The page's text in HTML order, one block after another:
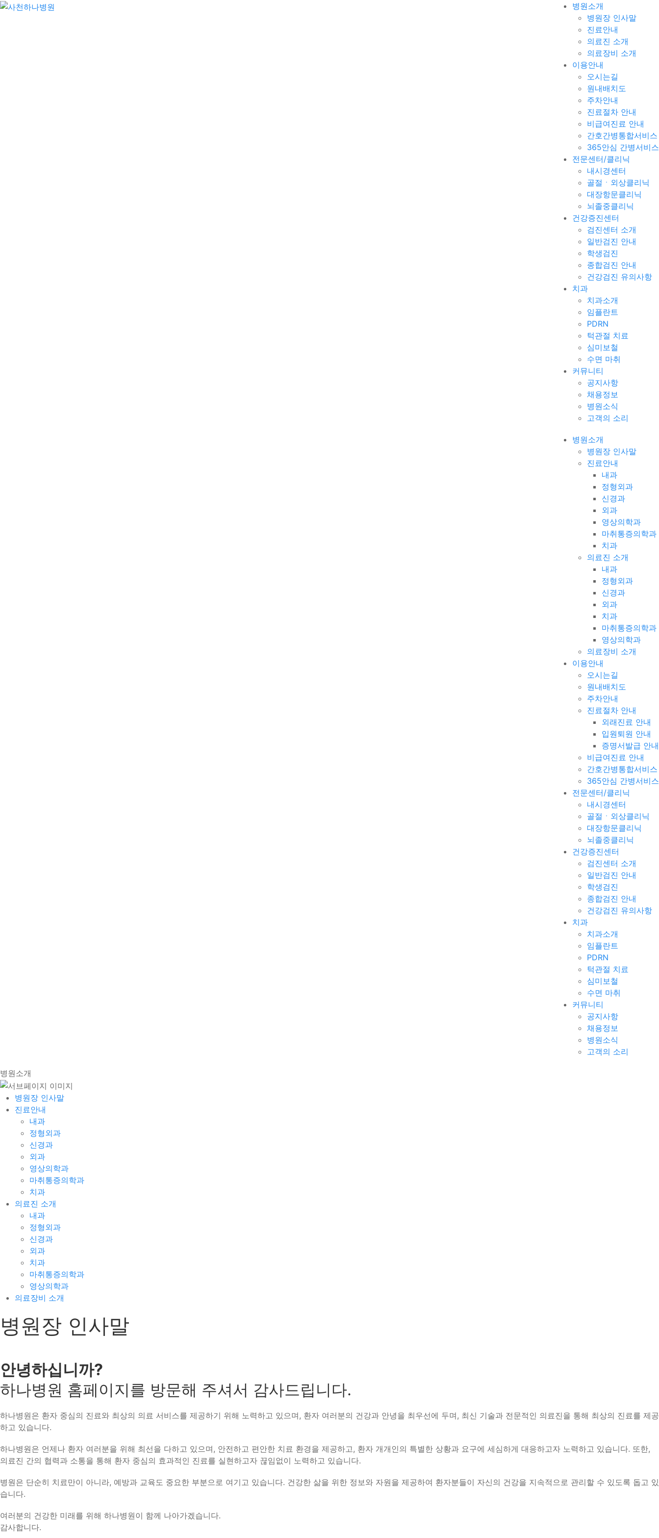
병원소개
병원장 인사말
진료안내
의료진 소개
의료장비 소개
이용안내
오시는길
원내배치도
주차안내
진료절차 안내
비급여진료 안내
간호간병통합서비스
365안심 간병서비스
전문센터/클리닉
내시경센터
골절ㆍ외상클리닉
대장항문클리닉
뇌졸중클리닉
건강증진센터
검진센터 소개
일반검진 안내
학생검진
종합검진 안내
건강검진 유의사항
치과
치과소개
임플란트
PDRN
턱관절 치료
심미보철
수면 마취
커뮤니티
공지사항
채용정보
병원소식
고객의 소리
병원소개
병원장 인사말
진료안내
내과
정형외과
신경과
외과
영상의학과
마취통증의학과
치과
의료진 소개
내과
정형외과
신경과
외과
치과
마취통증의학과
영상의학과
의료장비 소개
이용안내
오시는길
원내배치도
주차안내
진료절차 안내
외래진료 안내
입원퇴원 안내
증명서발급 안내
비급여진료 안내
간호간병통합서비스
365안심 간병서비스
전문센터/클리닉
내시경센터
골절ㆍ외상클리닉
대장항문클리닉
뇌졸중클리닉
건강증진센터
검진센터 소개
일반검진 안내
학생검진
종합검진 안내
건강검진 유의사항
치과
치과소개
임플란트
PDRN
턱관절 치료
심미보철
수면 마취
커뮤니티
공지사항
채용정보
병원소식
고객의 소리
병원소개
병원장 인사말
진료안내
내과
정형외과
신경과
외과
영상의학과
마취통증의학과
치과
의료진 소개
내과
정형외과
신경과
외과
치과
마취통증의학과
영상의학과
의료장비 소개
병원장 인사말
안녕하십니까?
하나병원 홈페이지를 방문해 주셔서 감사드립니다.
하나병원은 환자 중심의 진료와 최상의 의료 서비스를 제공하기 위해 노력하고 있으며, 환자 여러분의 건강과 안녕을 최우선에 두며, 최신 기술과 전문적인 의료진을 통해 최상의 진료를 제공
하고 있습니다.
하나병원은 언제나 환자 여러분을 위해 최선을 다하고 있으며, 안전하고 편안한 치료 환경을 제공하고, 환자 개개인의 특별한 상황과 요구에 세심하게 대응하고자 노력하고 있습니다. 또한,
의료진 간의 협력과 소통을 통해 환자 중심의 효과적인 진료를 실현하고자 끊임없이 노력하고 있습니다.
병원은 단순히 치료만이 아니라, 예방과 교육도 중요한 부분으로 여기고 있습니다. 건강한 삶을 위한 정보와 자원을 제공하여 환자분들이 자신의 건강을 지속적으로 관리할 수 있도록 돕고 있
습니다.
여러분의 건강한 미래를 위해 하나병원이 함께 나아가겠습니다.
감사합니다.